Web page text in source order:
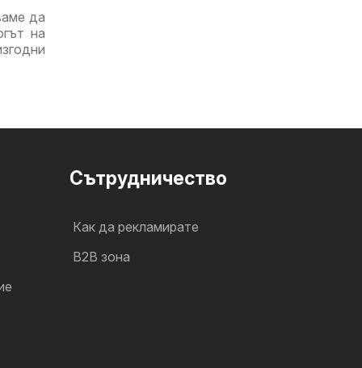
да
на
Cътрудничество
Как да рекламирате
B2B зона